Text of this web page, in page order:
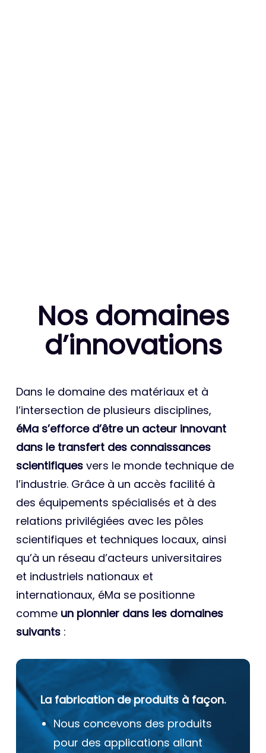
Nos domaines
d’innovations
Dans le domaine des matériaux et à
l’intersection de plusieurs disciplines,
éMa s’efforce d’être un acteur innovant
dans le transfert des connaissances
scientifiques vers le monde technique de
l’industrie. Grâce à un accès facilité à
des équipements spécialisés et à des
relations privilégiées avec les pôles
scientifiques et techniques locaux, ainsi
qu’à un réseau d’acteurs universitaires
et industriels nationaux et
internationaux, éMa se positionne
comme un pionnier dans les domaines
suivants :
La fabrication de produits à façon.
Nous concevons des produits
pour des applications allant